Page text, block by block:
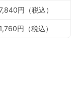
円（税込）
円（税込）